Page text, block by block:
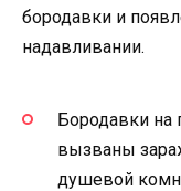
бородавки и
надавливании.
Бородавки на
вызваны
душевой